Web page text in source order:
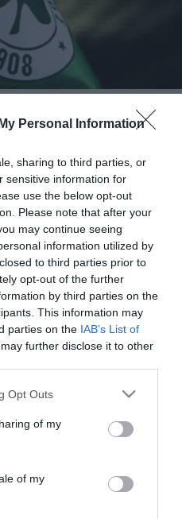
Personal Information
sharing to third parties, or
sensitive information for
use the below opt-out
Please note that after your
may continue seeing
information utilized by
to third parties prior to
opt-out of the further
by third parties on the
This information may
parties on the IAB’s List of
further disclose it to other
uses one or more Google
behaviour. You may click to
and its third-party tags to
purposes in below Google
Opt Outs
of my
of my
τους
Σταντάρ Λιέγης –
Stade Maurice
για τον 3ο
League.
του αγώνα από τα
Λεωφόρου, απόσήμερα
Παρασκευή25/7
τοΣάββατο26/7 από
τηΔευτέρα
28/7 από τις
την αγορά κάθε
να προσκομίσει τα